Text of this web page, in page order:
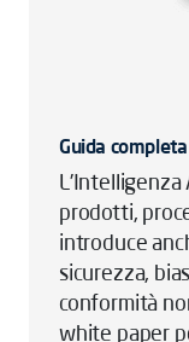
Guida
prodotti,
introduce
sicurezza,
conformità
white paper